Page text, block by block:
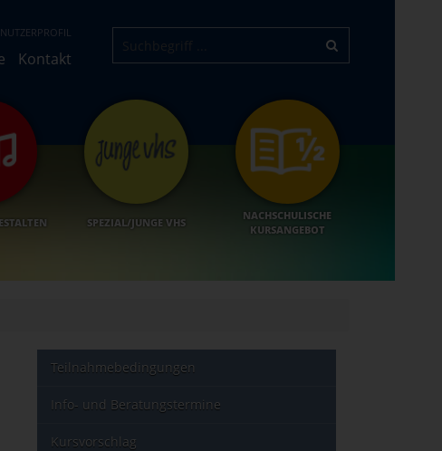
Kontakt
SPEZIAL/JUNGE VHS
NACHSCHULISCHE
KURSANGEBOT
Teilnahmebedingungen
Info- und Beratungstermine
Kursvorschlag